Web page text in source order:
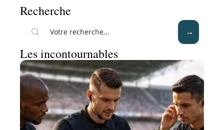
Recherche
Les incontournables